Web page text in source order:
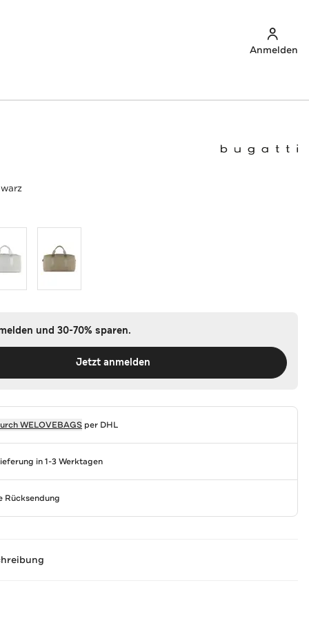
Anmelden
und 30-70% sparen.
Jetzt anmelden
WELOVEBAGS per DHL
in 1-3 Werktagen
Rücksendung